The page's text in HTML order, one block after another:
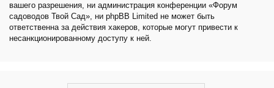
вашего разрешения, ни администрация конференции «Форум
садоводов Твой Сад», ни phpBB Limited не может быть
ответственна за действия хакеров, которые могут привести к
несанкционированному доступу к ней.